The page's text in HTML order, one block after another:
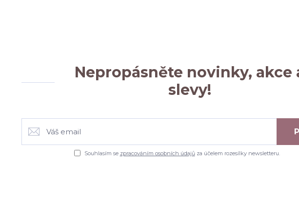
Nepropásněte novinky, akce
slevy!
Souhlasím se zpracováním osobních údajůza účelem rozesílky newsletteru.